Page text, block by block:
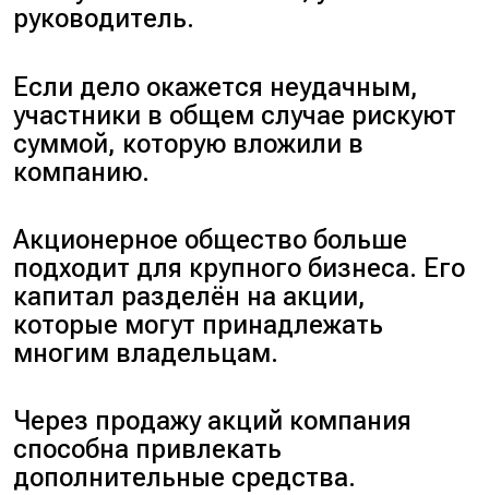
руководитель.
Если дело окажется неудачным,
участники в общем случае рискуют
суммой, которую вложили в
компанию.
Акционерное общество больше
подходит для крупного бизнеса. Его
капитал разделён на акции,
которые могут принадлежать
многим владельцам.
Через продажу акций компания
способна привлекать
дополнительные средства.